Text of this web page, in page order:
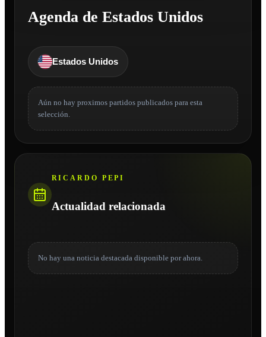
Agenda de Estados Unidos
Estados Unidos
Aún no hay proximos partidos publicados para esta
selección.
RICARDO PEPI
Actualidad relacionada
No hay una noticia destacada disponible por ahora.